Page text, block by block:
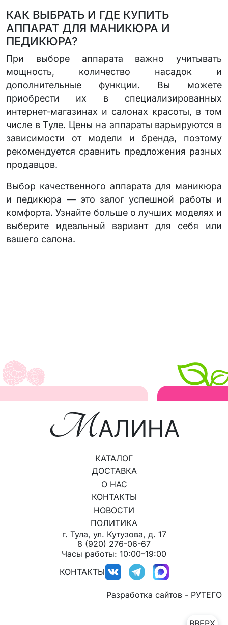
КАК ВЫБРАТЬ И ГДЕ КУПИТЬ
АППАРАТ ДЛЯ МАНИКЮРА И
ПЕДИКЮРА?
При выборе аппарата важно учитывать
мощность, количество насадок и
дополнительные функции. Вы можете
приобрести их в специализированных
интернет-магазинах и салонах красоты, в том
числе в Туле. Цены на аппараты варьируются в
зависимости от модели и бренда, поэтому
рекомендуется сравнить предложения разных
продавцов.
Выбор качественного аппарата для маникюра
и педикюра — это залог успешной работы и
комфорта. Узнайте больше о лучших моделях и
выберите идеальный вариант для себя или
вашего салона.
КАТАЛОГ
ДОСТАВКА
О НАС
КОНТАКТЫ
НОВОСТИ
ПОЛИТИКА
г. Тула, ул. Кутузова, д. 17
8 (920) 276-06-67
Часы работы: 10:00–19:00
КОНТАКТЫ
Разработка сайтов - РУТЕГО